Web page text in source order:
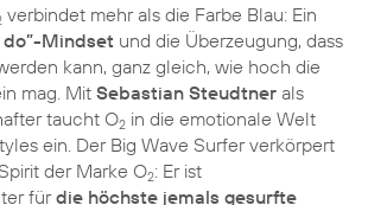
verbindet mehr als die Farbe Blau: Ein
do”-Mindset und die Überzeugung, dass
kann, ganz gleich, wie hoch die
mag. Mit Sebastian Steudtner als
taucht O2 in die emotionale Welt
ein. Der Big Wave Surfer verkörpert
der Marke O2: Er ist
fürdie höchste jemals gesurfte